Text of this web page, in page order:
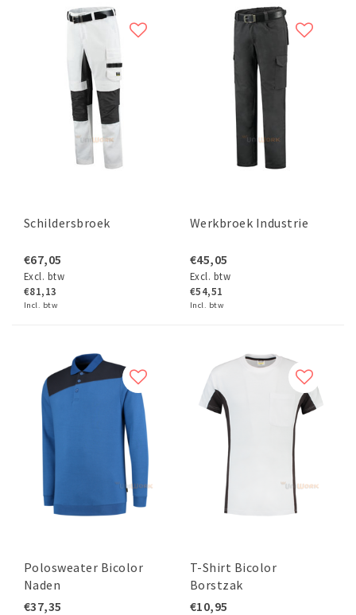
Schildersbroek
€67,05
Excl. btw
€81,13
Incl. btw
Werkbroek Industrie
€45,05
Excl. btw
€54,51
Incl. btw
Polosweater Bicolor
Naden
€37,35
T-Shirt Bicolor
Borstzak
€10,95